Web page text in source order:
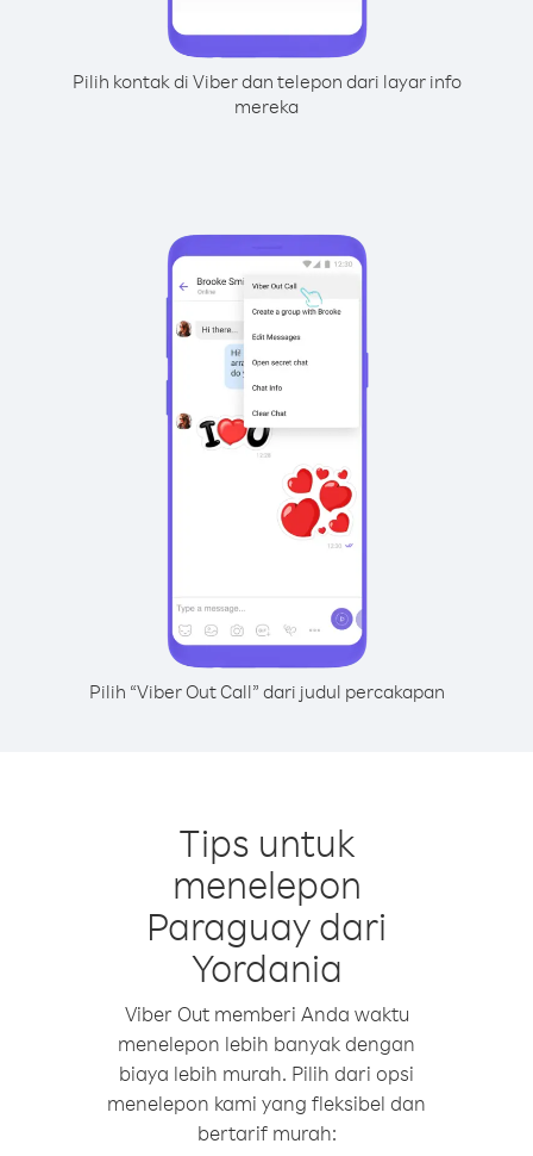
Pilih kontak di Viber dan telepon dari layar info
mereka
Pilih “Viber Out Call” dari judul percakapan
Tips untuk
menelepon
Paraguay dari
Yordania
Viber Out memberi Anda waktu
menelepon lebih banyak dengan
biaya lebih murah. Pilih dari opsi
menelepon kami yang fleksibel dan
bertarif murah: